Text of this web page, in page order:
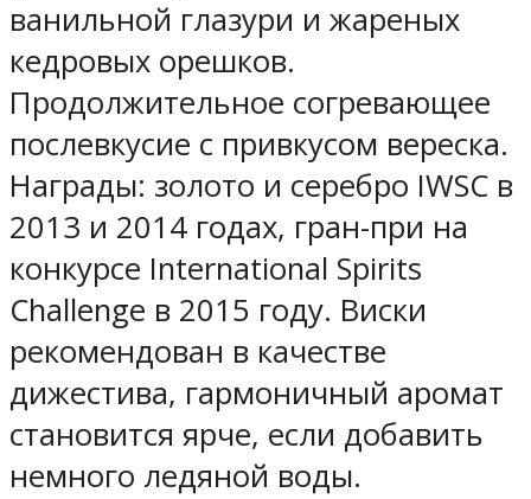
ванильной глазури и жареных
кедровых орешков.
Продолжительное согревающее
послевкусие с привкусом вереска.
Награды: золото и серебро IWSC в
2013 и 2014 годах, гран-при на
конкурсе International Spirits
Challenge в 2015 году. Виски
рекомендован в качестве
дижестива, гармоничный аромат
становится ярче, если добавить
немного ледяной воды.